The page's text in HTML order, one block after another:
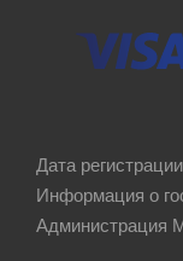
Дата
Информация о
Администрация